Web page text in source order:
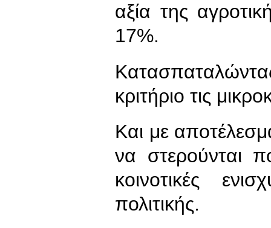
αξία της
17%.
κριτήριο τις
Και με
να στερούνται
κοινοτικές
πολιτικής.